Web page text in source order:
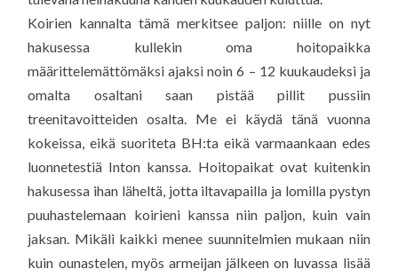
Koirien kannalta tämä merkitsee paljon: niille on nyt
hakusessa kullekin oma hoitopaikka
määrittelemättömäksi ajaksi noin 6 – 12 kuukaudeksi ja
omalta osaltani saan pistää pillit pussiin
treenitavoitteiden osalta. Me ei käydä tänä vuonna
kokeissa, eikä suoriteta BH:ta eikä varmaankaan edes
luonnetestiä Inton kanssa. Hoitopaikat ovat kuitenkin
hakusessa ihan läheltä, jotta iltavapailla ja lomilla pystyn
puuhastelemaan koirieni kanssa niin paljon, kuin vain
jaksan. Mikäli kaikki menee suunnitelmien mukaan niin
kuin ounastelen, myös armeijan jälkeen on luvassa lisää